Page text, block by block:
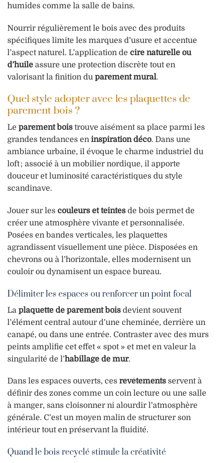
humides comme la salle de bains.
Nourrir régulièrement le bois avec des produits
spécifiques limite les marques d’usure et accentue
l’aspect naturel. L’application de cire naturelle ou
d’huile assure une protection discrète tout en
valorisant la finition du parement mural.
Quel style adopter avec les plaquettes de
parement bois ?
Le parement bois trouve aisément sa place parmi les
grandes tendances en inspiration déco. Dans une
ambiance urbaine, il évoque le charme industriel du
loft ; associé à un mobilier nordique, il apporte
douceur et luminosité caractéristiques du style
scandinave.
Jouer sur les couleurs et teintes de bois permet de
créer une atmosphère vivante et personnalisée.
Posées en bandes verticales, les plaquettes
agrandissent visuellement une pièce. Disposées en
chevrons ou à l’horizontale, elles modernisent un
couloir ou dynamisent un espace bureau.
Délimiter les espaces ou renforcer un point focal
La plaquette de parement bois devient souvent
l’élément central autour d’une cheminée, derrière un
canapé, ou dans une entrée. Contraster avec des murs
peints amplifie cet effet « spot » et met en valeur la
singularité de l’habillage de mur.
Dans les espaces ouverts, ces revêtements servent à
définir des zones comme un coin lecture ou une salle
à manger, sans cloisonner ni alourdir l’atmosphère
générale. C’est un moyen malin de structurer son
intérieur tout en préservant la fluidité.
Quand le bois recyclé stimule la créativité